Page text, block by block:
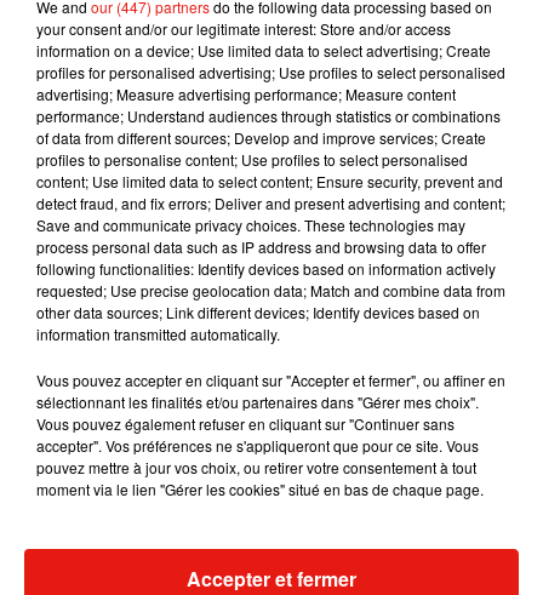
camp...
L'autre nouveauté de cette saison de Koh-Lanta, c'est
l'origine des candidats. Lors de la conférence de
presse, Denis Brognart a indiqué que les 20
aventuriers (10 femmes et 10 hommes) proviennent
de 20 départements de France métropolitaine.
Comprenez qu'aucun des candidats n'est donc natif
de Belgique ou de Suisse, comme on a pu le voir dans
les précédentes saisons. Lesdits candidats devront
aussi composer avec les éléments climatiques. Denis
Brognart affirmant qu'un cyclone s'est invité lors du
tournage de Koh-Lanta. Notamment lors d'une
épreuve désormais mythique : l'épreuve des poteaux.
Voilà qui promet donc une belle saison de Koh-Lanta
réuni plus de 3,60 millions de téléspectateurs en
moyenne sur les quatre mois de diffusion.
We and our (447) partnersdo the following data processing based on
your consent and/or our legitimate interest: Store and/or access
information on a device; Use limited data to select advertising; Create
profiles for personalised advertising; Use profiles to select personalised
advertising; Measure advertising performance; Measure content
performance; Understand audiences through statistics or combinations
of data from different sources; Develop and improve services; Create
profiles to personalise content; Use profiles to select personalised
content; Use limited data to select content; Ensure security, prevent and
detect fraud, and fix errors; Deliver and present advertising and content;
Save and communicate privacy choices. These technologies may
process personal data such as IP address and browsing data to offer
following functionalities: Identify devices based on information actively
requested; Use precise geolocation data; Match and combine data from
other data sources; Link different devices; Identify devices based on
information transmitted automatically.
Vous pouvez accepter en cliquant sur "Accepter et fermer", ou affiner en
sélectionnant les finalités et/ou partenaires dans "Gérer mes choix".
Vous pouvez également refuser en cliquant sur "Continuer sans
accepter". Vos préférences ne s'appliqueront que pour ce site. Vous
pouvez mettre à jour vos choix, ou retirer votre consentement à tout
moment via le lien "Gérer les cookies" situé en bas de chaque page.
Accepter et fermer